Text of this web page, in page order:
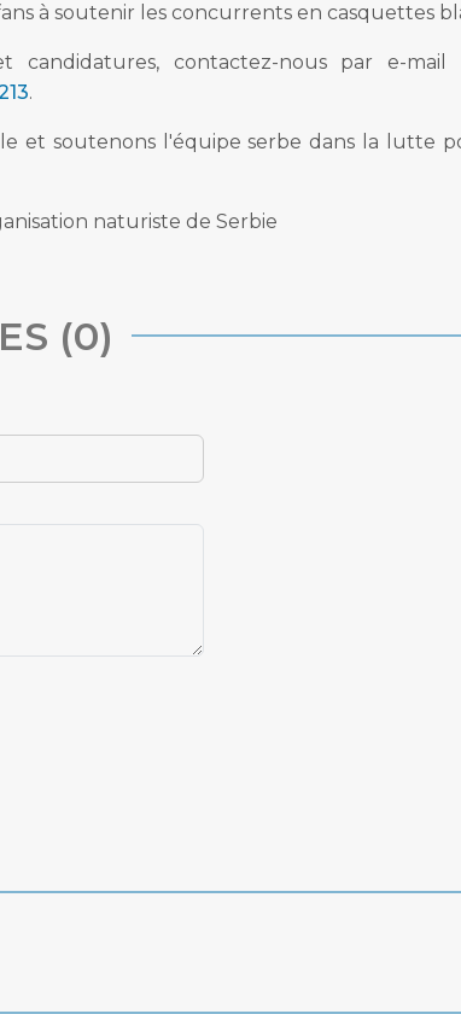
à soutenir les concurrents en casquettes
candidatures, contactez-nous par e-mail
.
et soutenons l'équipe serbe dans la lutte
naturiste de Serbie
(0)